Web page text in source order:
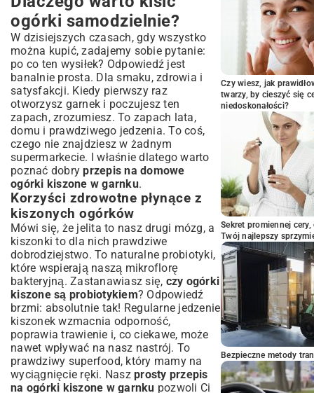
Zapobieganie pleśni na ogórkach
kiszonych
Co zrobić, gdy ogórki są miękkie lub zbyt
słone?
Optymalne warunki przechowywania
kiszonych ogórków
Jak serwować i wykorzystywać ogórki
kiszone w kuchni?
Tradycyjne połączenia smakowe
Kreatywne przepisy z ogórkami kiszonymi
Podsumowanie: Smak lata zamknięty w
garnku
ogórki samodzielnie?
W dzisiejszych czasach, gdy wszystko
można kupić, zadajemy sobie pytanie:
po co ten wysiłek? Odpowiedź jest
banalnie prosta. Dla smaku, zdrowia i
satysfakcji. Kiedy pierwszy raz
otworzysz garnek i poczujesz ten
zapach, zrozumiesz. To zapach lata,
domu i prawdziwego jedzenia. To coś,
czego nie znajdziesz w żadnym
supermarkecie. I właśnie dlatego warto
poznać dobryprzepis na domowe
ogórki kiszone w garnku.
Korzyści zdrowotne płynące z
kiszonych ogórków
Mówi się, że jelita to nasz drugi mózg, a
kiszonki to dla nich prawdziwe
dobrodziejstwo. To naturalne probiotyki,
które wspierają naszą mikroflorę
bakteryjną. Zastanawiasz się, czy ogórki
kiszone są probiotykiem? Odpowiedź
brzmi: absolutnie tak! Regularne jedzenie
kiszonek wzmacnia odporność,
poprawia trawienie i, co ciekawe, może
nawet wpływać na nasz nastrój. To
prawdziwy superfood, który mamy na
wyciągnięcie ręki. Nasz prosty przepis
na ogórki kiszone w garnku pozwoli Ci
Czy wiesz, jak
twarzy, by cieszyć się
niedoskonałości?
Sekret promiennej
Twój najlepszy
Bezpieczne metody